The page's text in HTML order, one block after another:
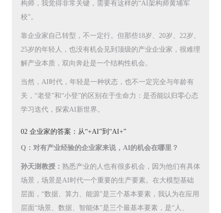
构师，我觉得非常关键，需要有这样的“AI架构师黄埔军
校”。
靠企业家自己转型，不一定行。但那些18岁、20岁、22岁、
25岁的年轻人，也没有机会见到顶级的产业企业家，很难理
解产业本质，双向奔赴是一个结构性机会。
当然，AI时代，年轻是一种状态，也不一定完全与年龄有
关，“老登”和“小登”的区别在于生命力：是否能以归零心态
学习迭代，探索AI新世界。
02 企业家的答案：从“+AI”到“AI+”
Q：对有产业经验的企业家来说，AI的机会在哪里？
孙天澍教授： 熟悉产业的人也有很多机会，因为他们有具体
场景，场景是AI时代一个重要的生产要素。在大模型基础
层面，“数据、算力、能源”是三个基本要素，我认为在应用
层面“场景、数据、智能体”是三个最基本要素，是“人、